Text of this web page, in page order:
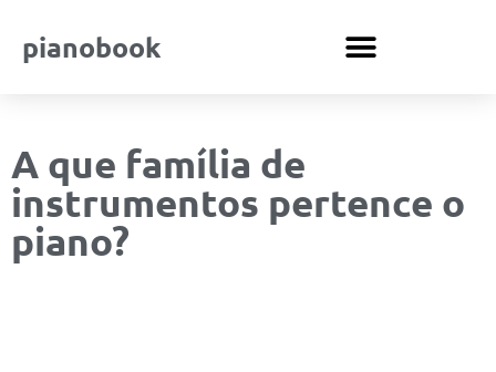
pianobook
A que família de
instrumentos pertence o
piano?